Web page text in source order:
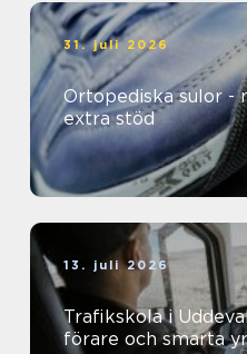
31. juli 2026
Ortopediska sulor -
extra stöd
13. juli 2026
Trafikskola i
förare och smarta